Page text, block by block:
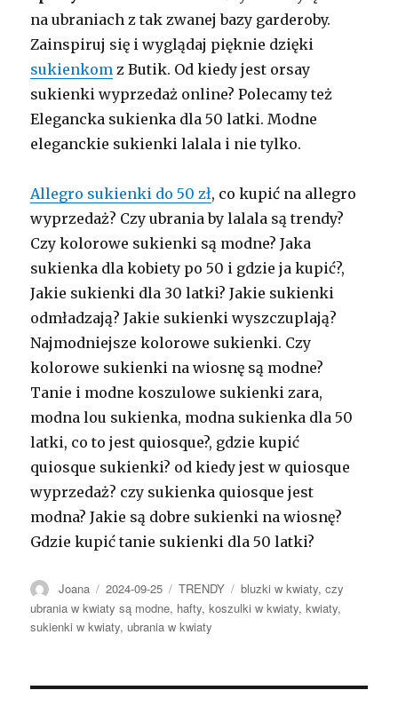
na ubraniach z tak zwanej bazy garderoby.
Zainspiruj się i wyglądaj pięknie dzięki
sukienkom z Butik. Od kiedy jest orsay
sukienki wyprzedaż online? Polecamy też
Elegancka sukienka dla 50 latki. Modne
eleganckie sukienki lalala i nie tylko.
Allegro sukienki do 50 zł, co kupić na allegro
wyprzedaż? Czy ubrania by lalala są trendy?
Czy kolorowe sukienki są modne? Jaka
sukienka dla kobiety po 50 i gdzie ja kupić?,
Jakie sukienki dla 30 latki? Jakie sukienki
odmładzają? Jakie sukienki wyszczuplają?
Najmodniejsze kolorowe sukienki. Czy
kolorowe sukienki na wiosnę są modne?
Tanie i modne koszulowe sukienki zara,
modna lou sukienka, modna sukienka dla 50
latki, co to jest quiosque?, gdzie kupić
quiosque sukienki? od kiedy jest w quiosque
wyprzedaż? czy sukienka quiosque jest
modna? Jakie są dobre sukienki na wiosnę?
Gdzie kupić tanie sukienki dla 50 latki?
Autor
Joana Opublikowano
2024-09-25 Kategorie
TRENDY Tagi
bluzki w kwiaty,czy
ubrania w kwiaty są modne, hafty,koszulki w kwiaty,kwiaty,
sukienki w kwiaty, ubrania w kwiaty